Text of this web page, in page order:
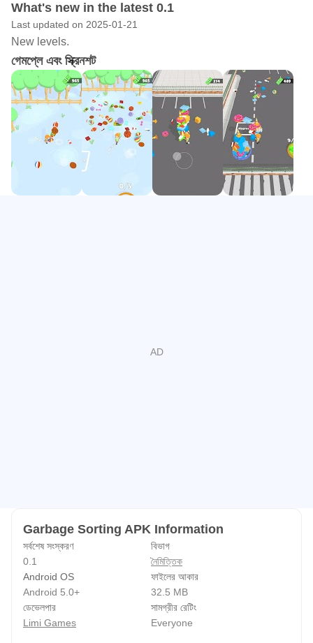
What's new in the latest 0.1
Last updated on 2025-01-21
New levels.
গেমপ্লে এবং স্ক্রিনশট
Garbage Sorting APK Information
সর্বশেষ সংস্করণ
0.1
বিভাগ
নৈমিত্তিক
Android OS
Android 5.0+
ফাইলের আকার
32.5 MB
ডেভেলপার
Limi Games
সামগ্রীর রেটিং
Everyone